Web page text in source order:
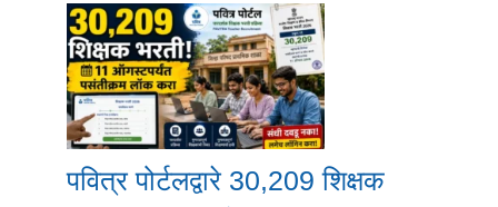
पवित्र पोर्टलद्वारे 30,209 शिक्षक